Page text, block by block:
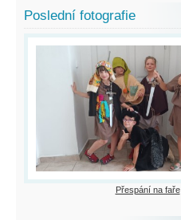
Poslední fotografie
Přespání na faře